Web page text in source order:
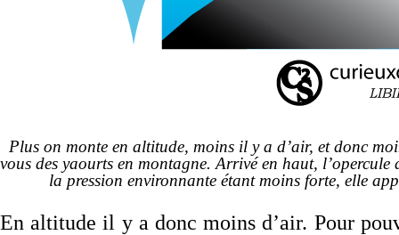
Plus on monte en altitude, moins il y a d’air, et donc
vous des yaourts en montagne. Arrivé en haut,
la pression environnante étant moins forte, elle
En altitude il y a donc moins d’air. Pour